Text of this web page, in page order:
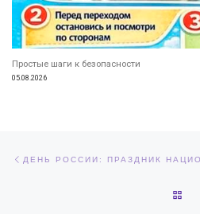
Простые шаги к безопасности
05.08.2026